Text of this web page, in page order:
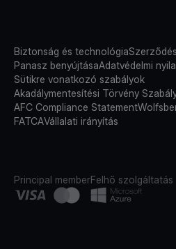
Biztonság és technológia
Panasz benyújtásaAdatvédelmi
Sütikre vonatkozó szabályok
Akadálymentesítési Törvény
AFC Compliance Statement
FATCAVállalati irányítás
Principal memberFelhő szolgáltatás